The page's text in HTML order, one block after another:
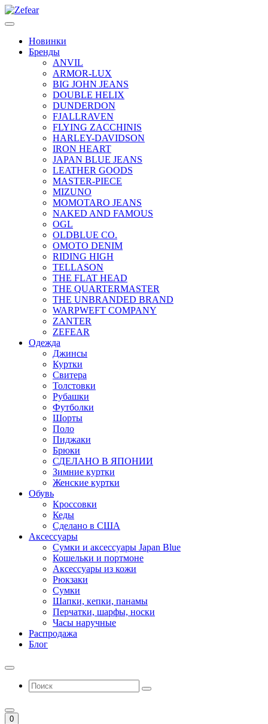
Новинки
Бренды
ANVIL
ARMOR-LUX
BIG JOHN JEANS
DOUBLE HELIX
DUNDERDON
FJALLRAVEN
FLYING ZACCHINIS
HARLEY-DAVIDSON
IRON HEART
JAPAN BLUE JEANS
LEATHER GOODS
MASTER-PIECE
MIZUNO
MOMOTARO JEANS
NAKED AND FAMOUS
OGL
OLDBLUE CO.
OMOTO DENIM
RIDING HIGH
TELLASON
THE FLAT HEAD
THE QUARTERMASTER
THE UNBRANDED BRAND
WARPWEFT COMPANY
ZANTER
ZEFEAR
Одежда
Джинсы
Куртки
Свитера
Толстовки
Рубашки
Футболки
Шорты
Поло
Пиджаки
Брюки
СДЕЛАНО В ЯПОНИИ
Зимние куртки
Женские куртки
Обувь
Кроссовки
Кеды
Сделано в США
Аксессуары
Сумки и аксессуары Japan Blue
Кошельки и портмоне
Аксессуары из кожи
Рюкзаки
Сумки
Шапки, кепки, панамы
Перчатки, шарфы, носки
Часы наручные
Распродажа
Блог
0